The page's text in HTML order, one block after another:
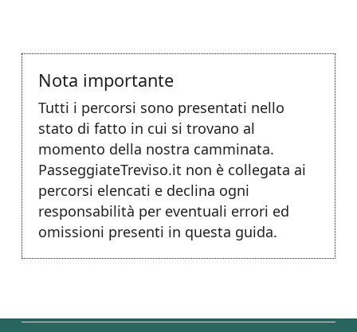
Nota importante
Tutti i percorsi sono presentati nello
stato di fatto in cui si trovano al
momento della nostra camminata.
PasseggiateTreviso.it non è collegata ai
percorsi elencati e declina ogni
responsabilità per eventuali errori ed
omissioni presenti in questa guida.